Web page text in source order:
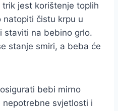
jest korištenje toplih
natopiti čistu krpu u
staviti na bebino grlo.
stanje smiri, a beba će
bebi mirno
nepotrebne svjetlosti i